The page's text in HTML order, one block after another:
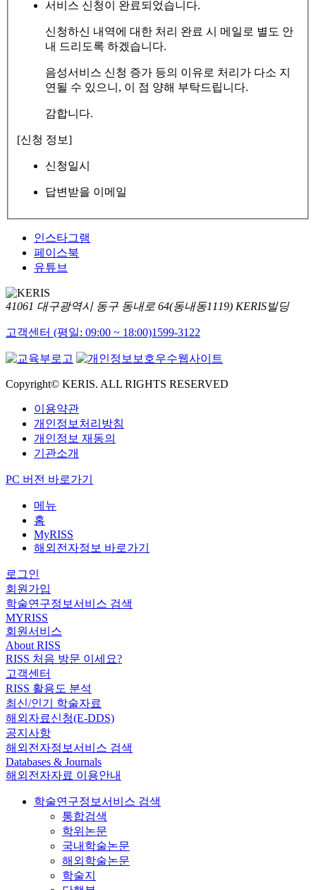
서비스 신청이 완료되었습니다.
신청하신 내역에 대한 처리 완료 시 메일로 별도 안
내 드리도록 하겠습니다.
음성서비스 신청 증가 등의 이유로 처리가 다소 지
연될 수 있으니, 이 점 양해 부탁드립니다.
감합니다.
[신청 정보]
신청일시
답변받을 이메일
인스타그램
페이스북
유튜브
41061 대구광역시 동구 동내로 64(동내동1119) KERIS빌딩
고객센터 (평일: 09:00 ~ 18:00)1599-3122
Copyright© KERIS. ALL RIGHTS RESERVED
이용약관
개인정보처리방침
개인정보 재동의
기관소개
PC 버전 바로가기
메뉴
홈
MyRISS
해외전자정보 바로가기
로그인
회원가입
학술연구정보서비스 검색
MYRISS
회원서비스
About RISS
RISS 처음 방문 이세요?
고객센터
RISS 활용도 분석
최신/인기 학술자료
해외자료신청(E-DDS)
공지사항
해외전자정보서비스 검색
Databases & Journals
해외전자자료 이용안내
학술연구정보서비스 검색
통합검색
학위논문
국내학술논문
해외학술논문
학술지